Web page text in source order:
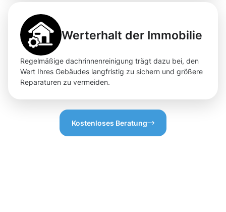
Werterhalt der Immobilie
Regelmäßige dachrinnenreinigung trägt dazu bei, den
Wert Ihres Gebäudes langfristig zu sichern und größere
Reparaturen zu vermeiden.
Kostenloses Beratung